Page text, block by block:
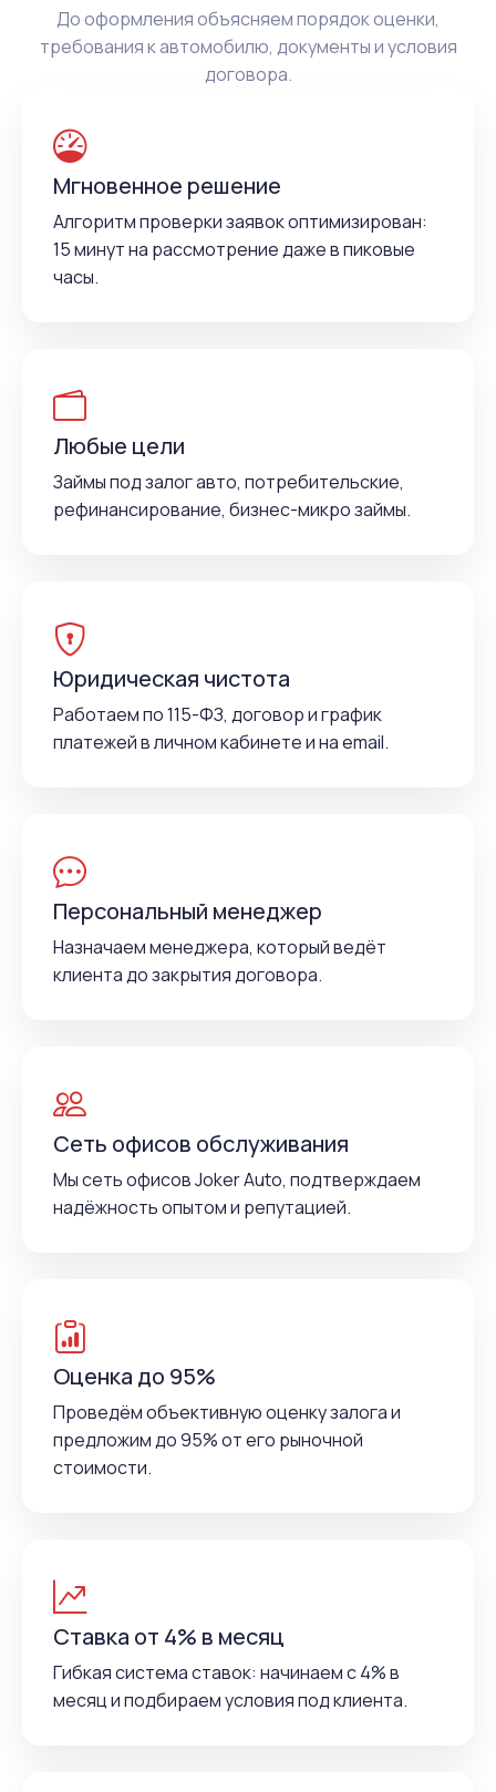
До оформления объясняем порядок оценки,
требования к автомобилю, документы и условия
договора.
Мгновенное решение
Алгоритм проверки заявок оптимизирован:
15 минут на рассмотрение даже в пиковые
часы.
Любые цели
Займы под залог авто, потребительские,
рефинансирование, бизнес-микро займы.
Юридическая чистота
Работаем по 115-ФЗ, договор и график
платежей в личном кабинете и на email.
Персональный менеджер
Назначаем менеджера, который ведёт
клиента до закрытия договора.
Сеть офисов обслуживания
Мы сеть офисов Joker Auto, подтверждаем
надёжность опытом и репутацией.
Оценка до 95%
Проведём объективную оценку залога и
предложим до 95% от его рыночной
стоимости.
Ставка от 4% в месяц
Гибкая система ставок: начинаем с 4% в
месяц и подбираем условия под клиента.